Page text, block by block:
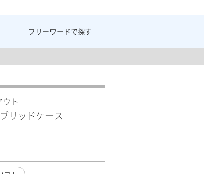
フリーワードで探す
ト
リッドケース